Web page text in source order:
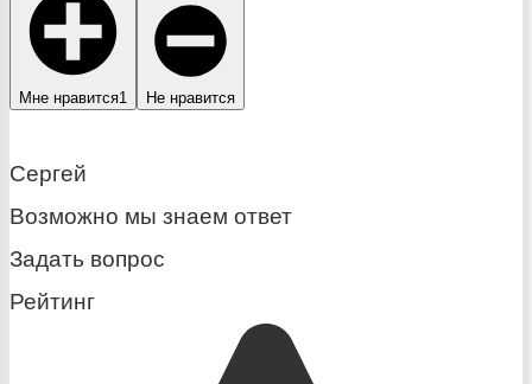
Мне нравится1 Не нравится
Сергей
Возможно мы знаем ответ
Задать вопрос
Рейтинг